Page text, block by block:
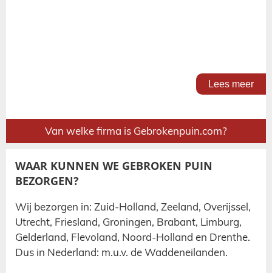
Lees meer
Van welke firma is Gebrokenpuin.com?
WAAR KUNNEN WE GEBROKEN PUIN
BEZORGEN?
Wij bezorgen in: Zuid-Holland, Zeeland, Overijssel,
Utrecht, Friesland, Groningen, Brabant, Limburg,
Gelderland, Flevoland, Noord-Holland en Drenthe.
Dus in Nederland: m.u.v. de Waddeneilanden.